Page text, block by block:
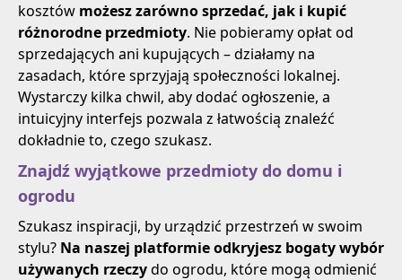
kosztów możesz zarówno sprzedać, jak i kupić
różnorodne przedmioty. Nie pobieramy opłat od
sprzedających ani kupujących – działamy na
zasadach, które sprzyjają społeczności lokalnej.
Wystarczy kilka chwil, aby dodać ogłoszenie, a
intuicyjny interfejs pozwala z łatwością znaleźć
dokładnie to, czego szukasz.
Znajdź wyjątkowe przedmioty do domu i
ogrodu
Szukasz inspiracji, by urządzić przestrzeń w swoim
stylu? Na naszej platformie odkryjesz bogaty wybór
używanych rzeczydo ogrodu, które mogą odmienić